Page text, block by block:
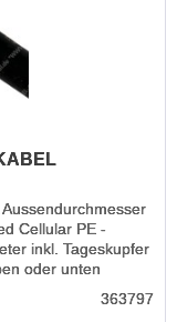
Cellular PE -
inkl. Tageskupfer
oder unten
363797